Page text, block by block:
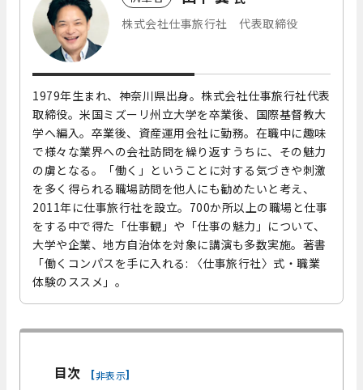
株式会社仕事旅行社 代表取締役
1979年生まれ、神奈川県出身。株式会社仕事旅行社代表
取締役。米国ミズーリ州立大学を卒業後、国際基督教大
学へ編入。卒業後、資産運用会社に勤務。在職中に趣味
で様々な業界への会社訪問を繰り返すうちに、その魅力
の虜となる。「働く」ということに対する気づきや刺激
を多く得られる職場訪問を他人にも勧めたいと考え、
2011年に仕事旅行社を設立。700か所以上の職場と仕事
をする中で得た「仕事観」や「仕事の魅力」について、
大学や企業、地方自治体を対象に講演も多数実施。著書
「働くコンパスを手に入れる: 〈仕事旅行社〉式・職業
体験のススメ」。
目次 [非表示]